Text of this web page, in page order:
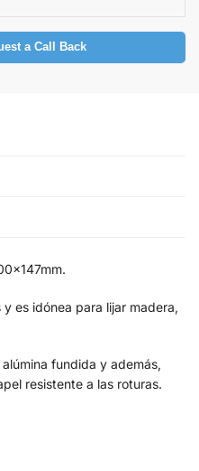
a Call Back
es idónea para lijar madera,
fundida y además,
resistente a las roturas.